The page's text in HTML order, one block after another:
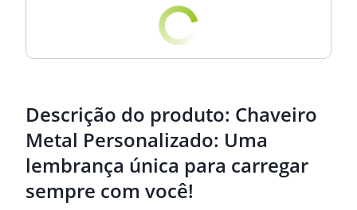
Descrição do produto: Chaveiro
Metal Personalizado: Uma
lembrança única para carregar
sempre com você!